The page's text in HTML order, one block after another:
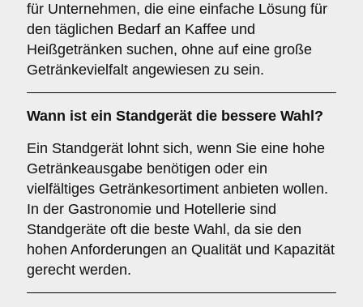
für Unternehmen, die eine einfache Lösung für
den täglichen Bedarf an Kaffee und
Heißgetränken suchen, ohne auf eine große
Getränkevielfalt angewiesen zu sein.
Wann ist ein Standgerät die bessere Wahl?
Ein Standgerät lohnt sich, wenn Sie eine hohe
Getränkeausgabe benötigen oder ein
vielfältiges Getränkesortiment anbieten wollen.
In der Gastronomie und Hotellerie sind
Standgeräte oft die beste Wahl, da sie den
hohen Anforderungen an Qualität und Kapazität
gerecht werden.